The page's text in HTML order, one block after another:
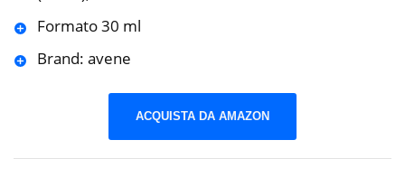
Formato 30 ml
Brand: avene
ACQUISTA DA AMAZON